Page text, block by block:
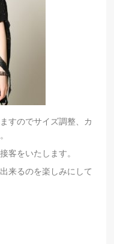
すのでサイズ調整、カ
客をいたします。
来るのを楽しみにして